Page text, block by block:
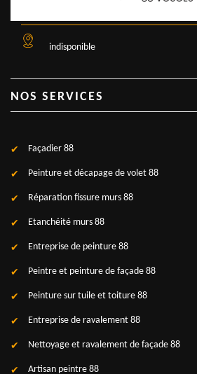
indisponible
NOS SERVICES
Façadier 88
Peinture et décapage de volet 88
Réparation fissure murs 88
Etanchéité murs 88
Entreprise de peinture 88
Peintre et peinture de façade 88
Peinture sur tuile et toiture 88
Entreprise de ravalement 88
Nettoyage et ravalement de façade 88
Artisan peintre 88